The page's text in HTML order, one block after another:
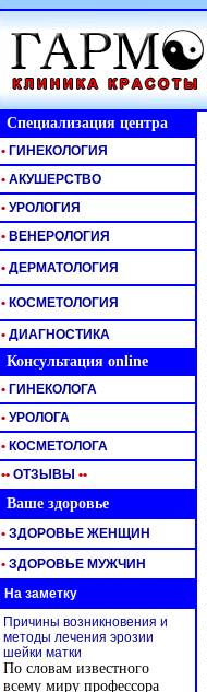
Специализация центра
• ГИНЕКОЛОГИЯ
• АКУШЕРСТВО
• УРОЛОГИЯ
• ВЕНЕРОЛОГИЯ
• ДЕРМАТОЛОГИЯ
• КОСМЕТОЛОГИЯ
• ДИАГНОСТИКА
Консультация online
• ГИНЕКОЛОГА
• УРОЛОГА
• КОСМЕТОЛОГА
•• ОТЗЫВЫ ••
Ваше здоровье
• ЗДОРОВЬЕ ЖЕНЩИН
• ЗДОРОВЬЕ МУЖЧИН
На заметку
Причины возникновения и
методы лечения эрозии
шейки матки
По словам известного
всему миру профессора